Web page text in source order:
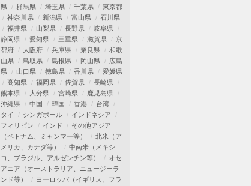
県
群馬県 埼玉県 千葉県
東京都
神奈川県
新潟県 富山県
石川県
福井県
山梨県 長野県
岐阜県
静岡県
愛知県 三重県 滋賀県
京
都府
大阪府 兵庫県 奈良県
和歌
山県
鳥取県 島根県 岡山県
広島
県
山口県 徳島県 香川県
愛媛県
高知県
福岡県 佐賀県
長崎県
熊本県
大分県 宮崎県
鹿児島県
沖縄県
中国 韓国 香港
台湾
タイ
シンガポール
インドネシア
フィリピン
インド
その他アジア
（ベトナム、ミャンマー等）
北米（ア
メリカ、カナダ等）
中南米（メキシ
コ、ブラジル、アルゼンチン等）
オセ
アニア（オーストラリア、ニュージーラ
ンド等）
ヨーロッパ（イギリス、フラ